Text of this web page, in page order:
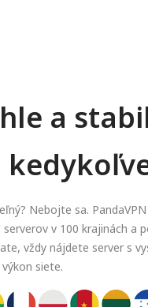
a
Nebojte sa.
v 100 krajinách a
vždy nájdete server s
siete.